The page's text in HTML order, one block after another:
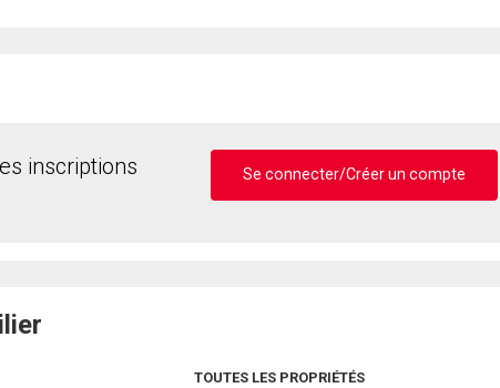
inscriptions
Se connecter/Créer un compte
TOUTES LES PROPRIÉTÉS